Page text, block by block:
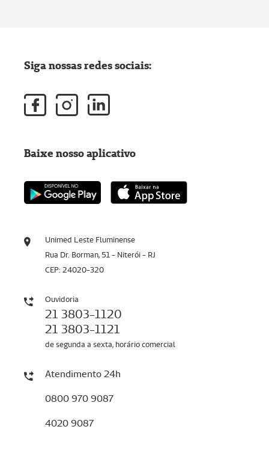
Unimed Leste Fluminense
Rua Dr. Borman, 51 - Niterói - RJ
CEP: 24020-320
Ouvidoria
21 3803-1120
21 3803-1121
de segunda a sexta, horário comercial
Atendimento 24h
0800 970 9087
4020 9087
Siga nossas redes sociais:
Baixe nosso aplicativo